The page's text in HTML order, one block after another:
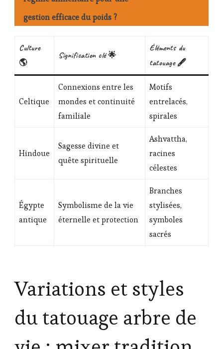
gestion efficace du poids ?
Culture
🌎
Signification clé 🌟
Éléments du
tatouage 🖋️
Celtique
Connexions entre les
mondes et continuité
familiale
Motifs
entrelacés,
spirales
Hindoue
Sagesse divine et
quête spirituelle
Ashvattha,
racines
célestes
Égypte
antique
Symbolisme de la vie
éternelle et protection
Branches
stylisées,
symboles
sacrés
Variations et styles
du tatouage arbre de